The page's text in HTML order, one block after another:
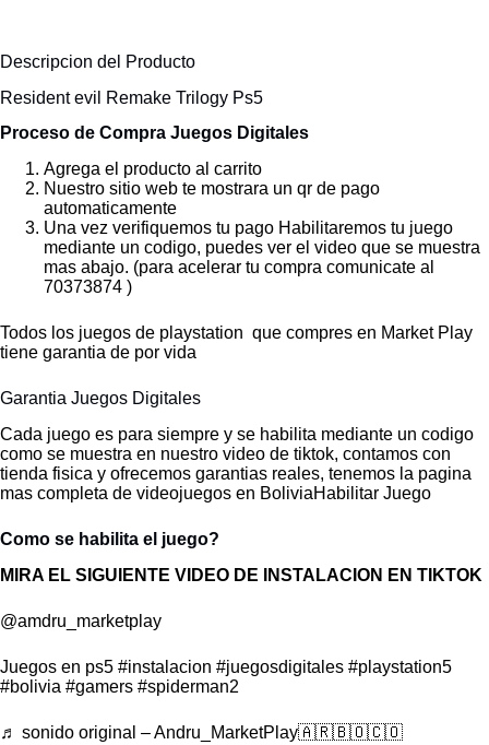
Descripcion del Producto
Resident evil Remake Trilogy Ps5
Proceso de Compra Juegos Digitales
Agrega el producto al carrito
Nuestro sitio web te mostrara un qr de pago
automaticamente
Una vez verifiquemos tu pago Habilitaremos tu juego
mediante un codigo, puedes ver el video que se muestra
mas abajo. (para acelerar tu compra comunicate al
70373874 )
Todos los juegos de playstation que compres en Market Play
tiene garantia de por vida
Garantia Juegos Digitales
Cada juego es para siempre y se habilita mediante un codigo
como se muestra en nuestro video de tiktok, contamos con
tienda fisica y ofrecemos garantias reales, tenemos la pagina
mas completa de videojuegos en BoliviaHabilitar Juego
Como se habilita el juego?
MIRA EL SIGUIENTE VIDEO DE INSTALACION EN TIKTOK
@amdru_marketplay
Juegos en ps5 #instalacion #juegosdigitales #playstation5
#bolivia #gamers #spiderman2
♬ sonido original – Andru_MarketPlay🇦🇷🇧🇴🇨🇴